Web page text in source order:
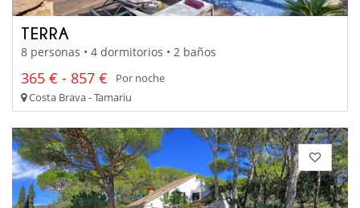
TERRA
8 personas • 4 dormitorios • 2 baños
365 € - 857 €
Por noche
Costa Brava - Tamariu